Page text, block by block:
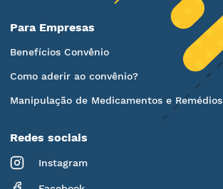
Para Empresas
Benefícios Convênio
Como aderir ao convênio?
Manipulação de Medicamentos e Remédios
Redes sociais
Instagram